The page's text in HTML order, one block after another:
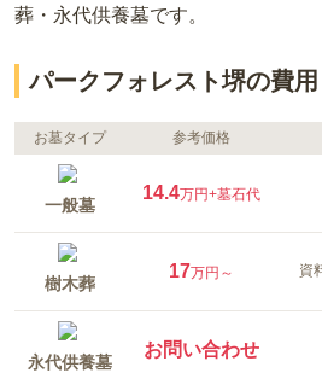
葬・永代供養墓です。
パークフォレスト堺の費用
お墓タイプ 参考価格
一般墓
14.4万円+墓石代
樹木葬
17万円～ 資
永代供養墓
お問い合わせ